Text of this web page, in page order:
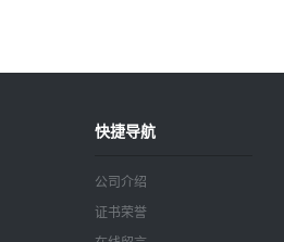
快捷导航
公司介绍
证书荣誉